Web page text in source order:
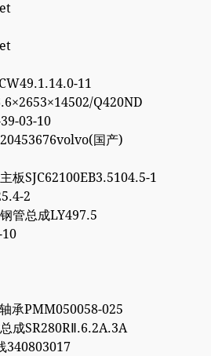
11
Q420ND
03-10
国产)
板SJC62100EB3.5104.5-1
2
管总成LY497.5
承PMM050058-025
成SR280RⅡ.6.2A.3A
340803017